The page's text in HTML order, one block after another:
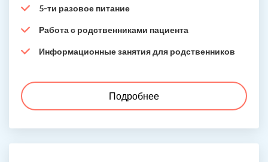
5-ти разовое питание
Работа с родственниками пациента
Информационные занятия для родственников
Подробнее